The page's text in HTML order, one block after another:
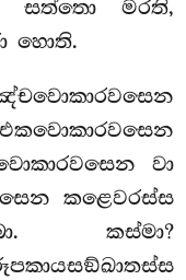
සත්තො මරති,
හොති.
වා
කළෙවරස්ස
කස්මා?